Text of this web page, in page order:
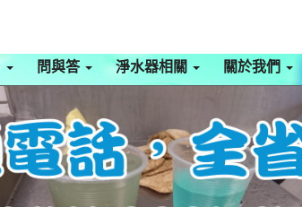
問與答 淨水器相關 關於我們